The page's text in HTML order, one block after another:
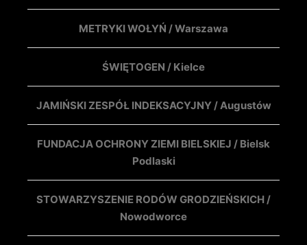
METRYKI WOŁYŃ / Warszawa
ŚWIĘTOGEN / Kielce
JAMIŃSKI ZESPÓŁ INDEKSACYJNY / Augustów
FUNDACJA OCHRONY ZIEMI BIELSKIEJ / Bielsk
Podlaski
STOWARZYSZENIE RODÓW GRODZIEŃSKICH /
Nowodworce